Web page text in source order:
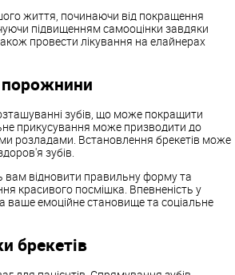
життя, починаючи від покращення
підвищенням самооцінки завдяки
провести лікування на елайнерах
зубів, що може покращити
прикусування може призводити до
розладами. Встановлення брекетів може
зубів.
відновити правильну форму та
красивого посмішка. Впевненість у
емоційне становище та соціальне
брекетів